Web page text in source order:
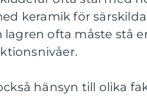
keramik för
ofta måste stå
hänsyn till olika